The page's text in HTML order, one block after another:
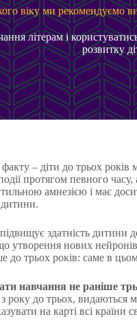
віку ми рекомендуємо
літерам і
розвитку
– діти до трьох
протягом певного часу,
амнезією і має
здатність дитини
утворення нових
до трьох років: саме в
навчання не раніше
року до трьох, видаються
на карті всі країни